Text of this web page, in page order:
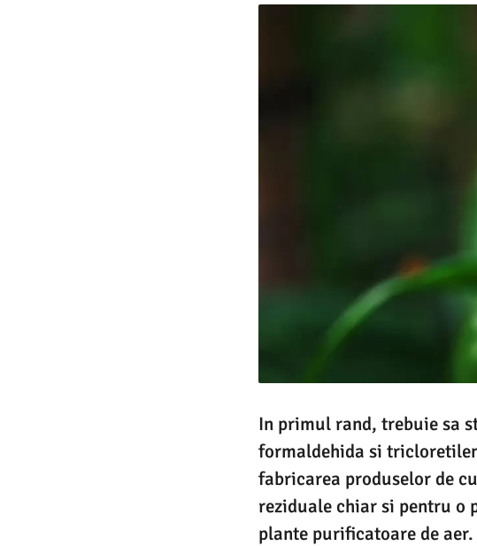
In primul rand, trebuie sa
formaldehida si
fabricarea produselor de
reziduale chiar si pentru o
plante purificatoare de aer.